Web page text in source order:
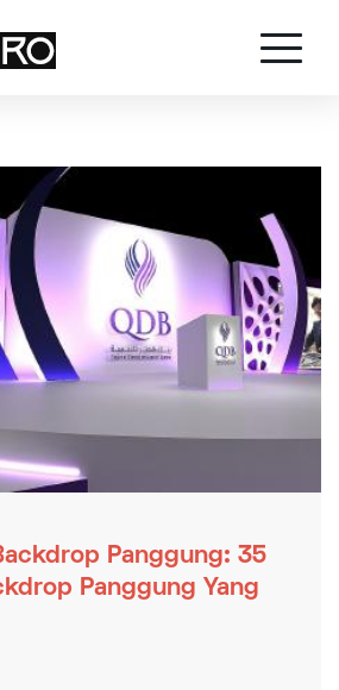
Panggung: 35
Panggung Yang